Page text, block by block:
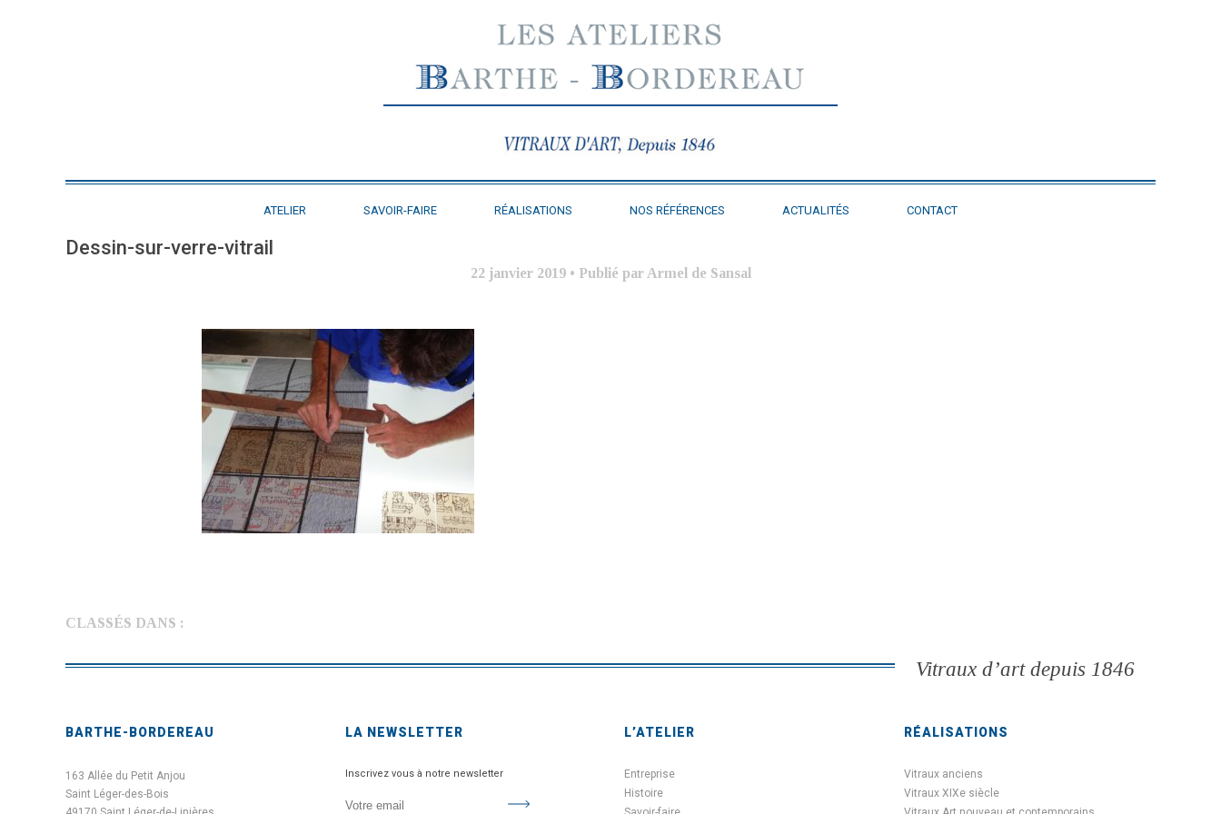
ATELIER SAVOIR-FAIRE RÉALISATIONS NOS RÉFÉRENCES ACTUALITÉS CONTACT
Dessin-sur-verre-vitrail
22 janvier 2019• Publié par Armel de Sansal
CLASSÉS DANS :
Vitraux d’art depuis 1846
BARTHE-BORDEREAU
163 Allée du Petit Anjou
Saint Léger-des-Bois
LA NEWSLETTER
Inscrivez vous à notre newsletter
L’ATELIER
Entreprise
Histoire
RÉALISATIONS
Vitraux anciens
Vitraux XIXe siècle